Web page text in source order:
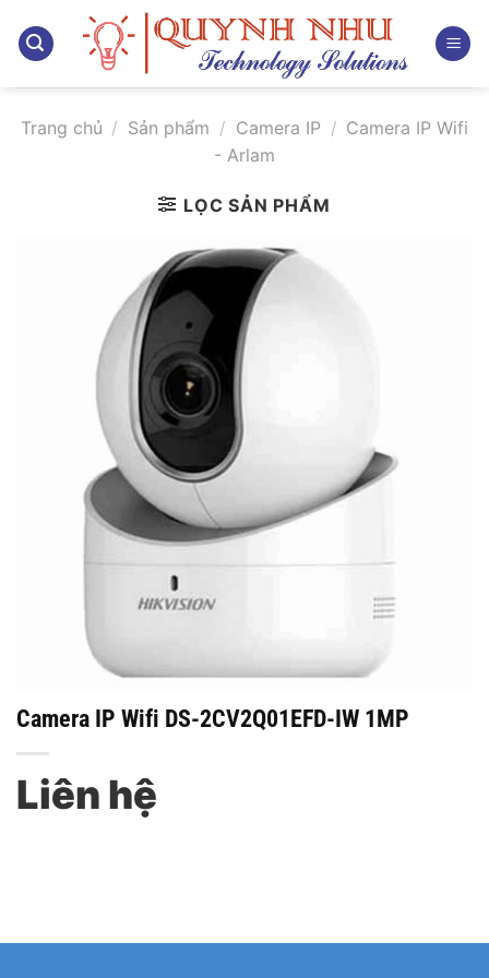
qua
dung
Trang chủ / Sản phẩm / Camera IP / Camera IP Wifi
- Arlam
LỌC SẢN PHẨM
Camera IP Wifi DS-2CV2Q01EFD-IW 1MP
Liên hệ